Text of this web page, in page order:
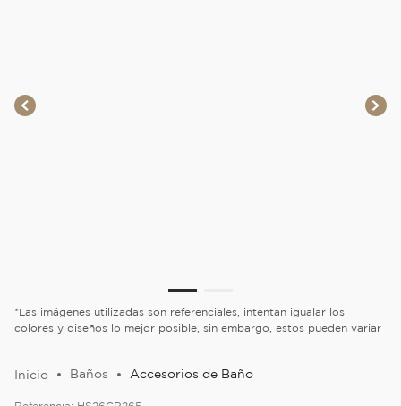
*Las imágenes utilizadas son referenciales, intentan igualar los
colores y diseños lo mejor posible, sin embargo, estos pueden variar
Baños Accesorios de Baño